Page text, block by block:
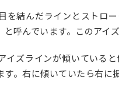
を結んだラインとストロ
呼んでいます。このアイ
イズラインが傾いている
す。右に傾いていたら右